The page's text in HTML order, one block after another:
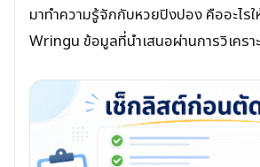
มาทำความรู้จักกับหวยปิงปอง คืออะไร
Wringu ข้อมูลที่นำเสนอผ่านการวิเคร